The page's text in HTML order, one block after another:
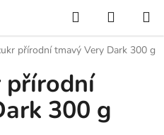
Hledat
KOŠÍK
přírodní tmavý Very Dark 300 g
přírodní
300 g